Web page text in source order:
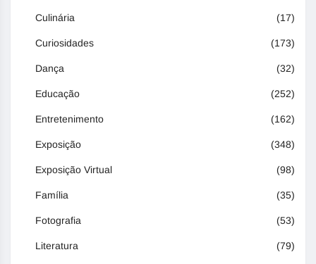
Culinária (17)
Curiosidades (173)
Dança (32)
Educação (252)
Entretenimento (162)
Exposição (348)
Exposição Virtual (98)
Família (35)
Fotografia (53)
Literatura (79)